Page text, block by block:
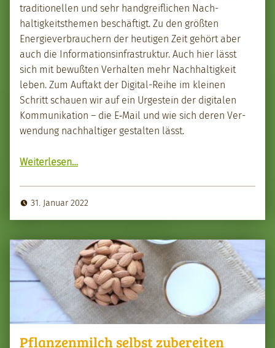
tra­di­tionellen und sehr hand­grei­flichen Nach­
haltigkeit­s­the­men beschäftigt. Zu den größten
Energie­ver­brauch­ern der heuti­gen Zeit gehört aber
auch die Infor­ma­tion­sin­fra­struk­tur. Auch hier lässt
sich mit bewußten Ver­hal­ten mehr Nach­haltigkeit
leben. Zum Auf­takt der Dig­i­tal-Rei­he im kleinen
Schritt schauen wir auf ein Urgestein der dig­i­tal­en
Kom­mu­nika­tion – die E‑Mail und wie sich deren Ver­
wen­dung nach­haltiger gestal­ten lässt.
Weit­er­lesen…
31. Januar 2022
Pflanzenmilch selbst zubereiten